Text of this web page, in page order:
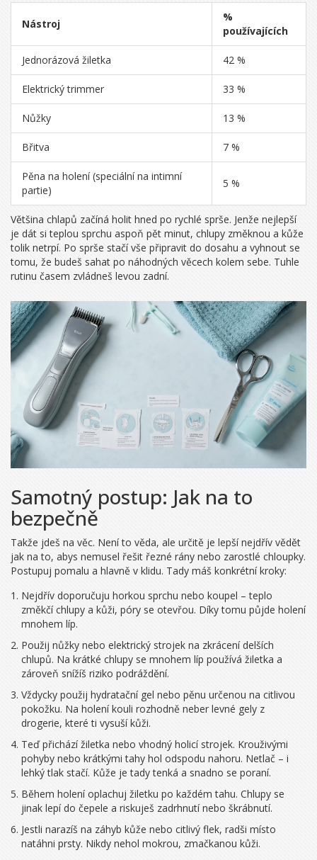
Nástroj
%
používajících
Jednorázová žiletka 42 %
Elektrický trimmer 33 %
Nůžky 13 %
Břitva 7 %
Pěna na holení (speciální na intimní
partie)
5 %
Většina chlapů začíná holit hned po rychlé sprše. Jenže nejlepší
je dát si teplou sprchu aspoň pět minut, chlupy změknou a kůže
tolik netrpí. Po sprše stačí vše připravit do dosahu a vyhnout se
tomu, že budeš sahat po náhodných věcech kolem sebe. Tuhle
rutinu časem zvládneš levou zadní.
Samotný postup: Jak na to
bezpečně
Takže jdeš na věc. Není to věda, ale určitě je lepší nejdřív vědět
jak na to, abys nemusel řešit řezné rány nebo zarostlé chloupky.
Postupuj pomalu a hlavně v klidu. Tady máš konkrétní kroky:
Nejdřív doporučuju horkou sprchu nebo koupel – teplo
změkčí chlupy a kůži, póry se otevřou. Díky tomu půjde holení
mnohem líp.
Použij nůžky nebo elektrický strojek na zkrácení delších
chlupů. Na krátké chlupy se mnohem líp používá žiletka a
zároveň snížíš riziko podráždění.
Vždycky použij hydratační gel nebo pěnu určenou na citlivou
pokožku. Na holení kouli rozhodně neber levné gely z
drogerie, které ti vysuší kůži.
Teď přichází žiletka nebo vhodný holicí strojek. Krouživými
pohyby nebo krátkými tahy hol odspodu nahoru. Netlač – i
lehký tlak stačí. Kůže je tady tenká a snadno se poraní.
Během holení oplachuj žiletku po každém tahu. Chlupy se
jinak lepí do čepele a riskuješ zadrhnutí nebo škrábnutí.
Jestli narazíš na záhyb kůže nebo citlivý flek, radši místo
natáhni prsty. Nikdy nehol mokrou, zmačkanou kůži.